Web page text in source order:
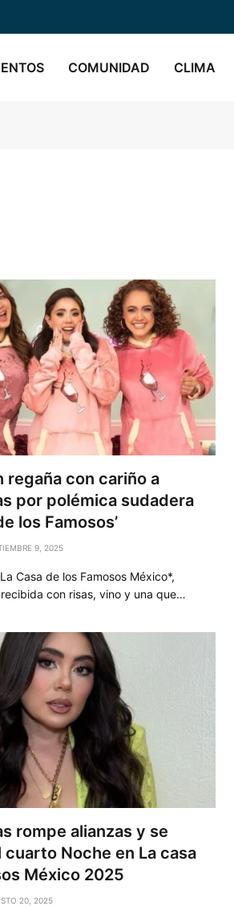
COMUNIDAD CLIMA
regaña con cariño a
por polémica sudadera
los Famosos’
9, 2025
Casa de los Famosos México*,
con risas, vino y una que…
rompe alianzas y se
Noche en La casa
México 2025
20, 2025